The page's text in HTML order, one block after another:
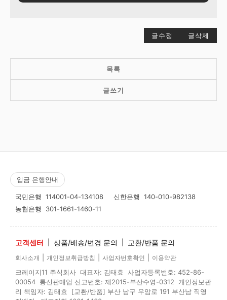
글수정 글삭제
목록
글쓰기
입금 은행안내
국민은행 114001-04-134108 신한은행 140-010-982138
농협은행 301-1661-1460-11
고객센터 상품/배송/변경 문의 교환/반품 문의
회사소개 개인정보취급방침 사업자번호확인 이용약관
크레이지11 주식회사 대표자: 김태효 사업자등록번호: 452-86-
00054 통신판매업 신고번호: 제2015-부산수영-0312 개인정보관
리 책임자: 김태효 [교환/반품] 부산 남구 우암로 191 부산남 직영